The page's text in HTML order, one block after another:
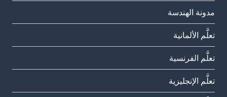
مدونة الهندسة
تعلَّم الألمانية
تعلَّم الفرنسية
تعلَّم الإنجليزية